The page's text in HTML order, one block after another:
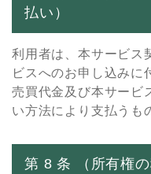
払い）
利⽤者は、本サービス
ビスへのお申し込みに
売買代⾦及び本サービ
い⽅法により⽀払うも
第 8 条 （所有権の